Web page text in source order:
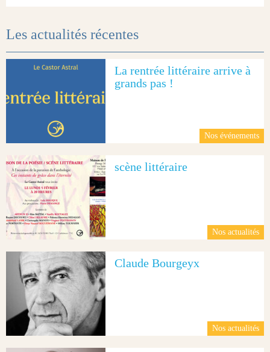
Les actualités récentes
Nos événements
La rentrée littéraire arrive à
grands pas !
Nos actualités
scène littéraire
Nos actualités
Claude Bourgeyx